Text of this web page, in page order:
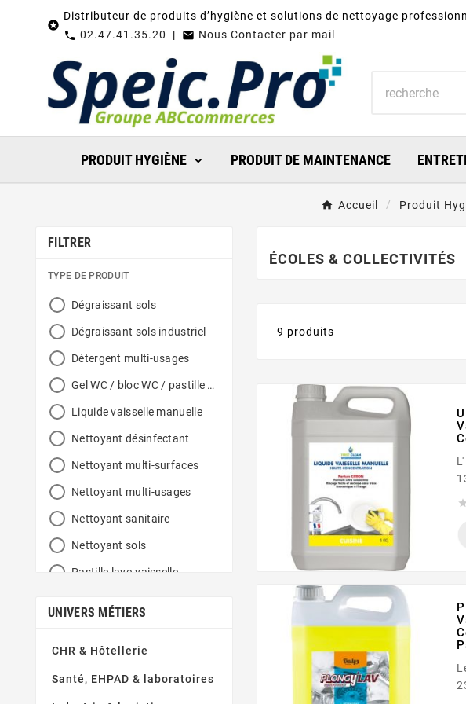

Distributeur de produits d’hygiène et solutions de nettoyage
call 02.47.41.35.20 |  Nous Contacter par mail
PRODUIT HYGIÈNE PRODUIT DE MAINTENANCE
Accueil Produit
FILTRER
TYPE DE PRODUIT
Dégraissant sols
Dégraissant sols industriel
Détergent multi-usages
Gel WC / bloc WC / pastille WC
Liquide vaisselle manuelle
Nettoyant désinfectant
Nettoyant multi-surfaces
Nettoyant multi-usages
Nettoyant sanitaire
Nettoyant sols
Pastille lave-vaisselle
UNIVERS MÉTIERS
CHR & Hôtellerie
Santé, EHPAD & laboratoires
ÉCOLES & COLLECTIVITÉS
9 produits
L'

Le